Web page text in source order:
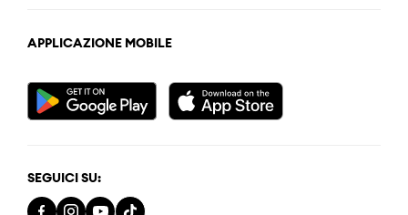
APPLICAZIONE MOBILE
SEGUICI SU: